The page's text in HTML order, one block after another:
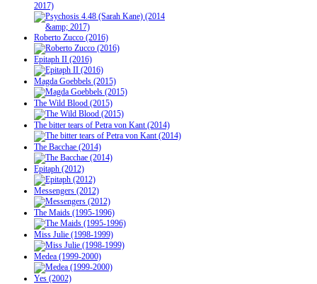
2017)
Roberto Zucco (2016)
Epitaph II (2016)
Magda Goebbels (2015)
The Wild Blood (2015)
The bitter tears of Petra von Kant (2014)
The Bacchae (2014)
Epitaph (2012)
Messengers (2012)
The Maids (1995-1996)
Miss Julie (1998-1999)
Medea (1999-2000)
Yes (2002)